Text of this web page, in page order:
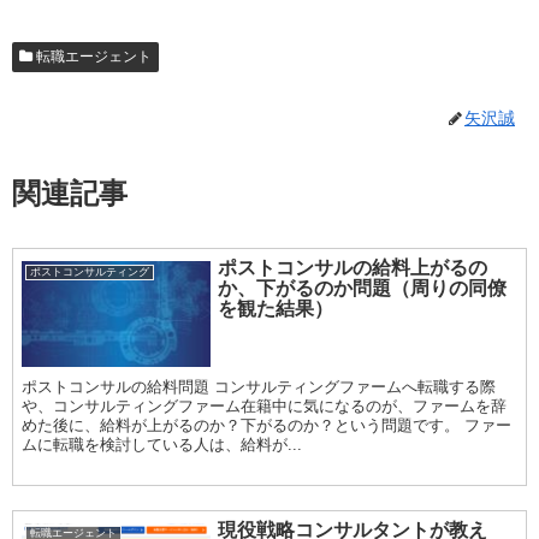
転職エージェント
矢沢誠
関連記事
ポストコンサルティング
ポストコンサルの給料上がるの
か、下がるのか問題（周りの同僚
を観た結果）
ポストコンサルの給料問題 コンサルティングファームへ転職する際
や、コンサルティングファーム在籍中に気になるのが、ファームを辞
めた後に、給料が上がるのか？下がるのか？という問題です。 ファー
ムに転職を検討している人は、給料が...
転職エージェント 現役戦略コンサルタントが教え